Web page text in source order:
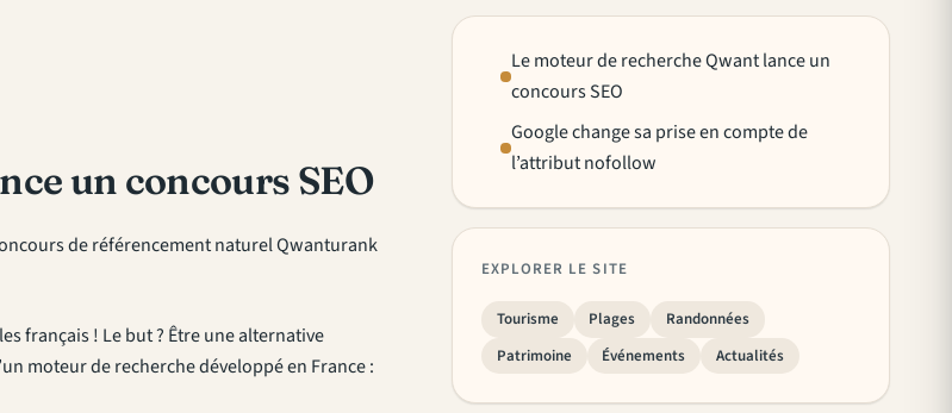
un concours SEO
de référencement naturelQwanturank
français ! Le but ? Être une alternative
moteur de recherche développé en France :
Le moteur de recherche Qwant lance un
concours SEO
Google change sa prise en compte de
l’attribut nofollow
EXPLORER LE SITE
Tourisme Plages
Randonnées
Patrimoine
Événements Actualités